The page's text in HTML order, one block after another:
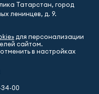
Татарстан, город
ленинцев, д. 9.
для персонализации
сайтом.
в настройках
34-00